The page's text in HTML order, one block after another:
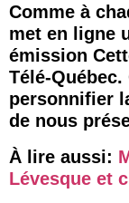
Comme à
met en ligne
émission
Télé-
personnifier
de nous
À lire aussi:
Lévesque et